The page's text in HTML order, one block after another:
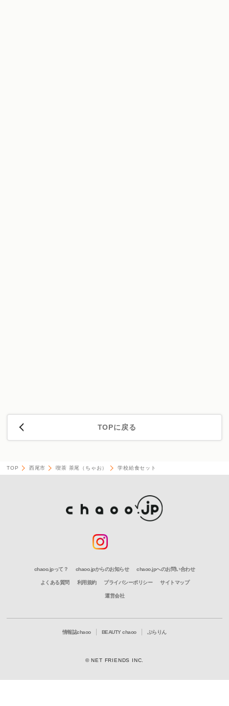
TOPに戻る
TOP 西尾市 喫茶 茶尾（ちゃお） 学校給食セット
chaoo.jpって？ chaoo.jpからのお知らせ chaoo.jpへのお問い合わせ
よくある質問 利用規約 プライバシーポリシー サイトマップ
運営会社
情報誌chaoo BEAUTY chaoo ぶらりん
© NET FRIENDS INC.